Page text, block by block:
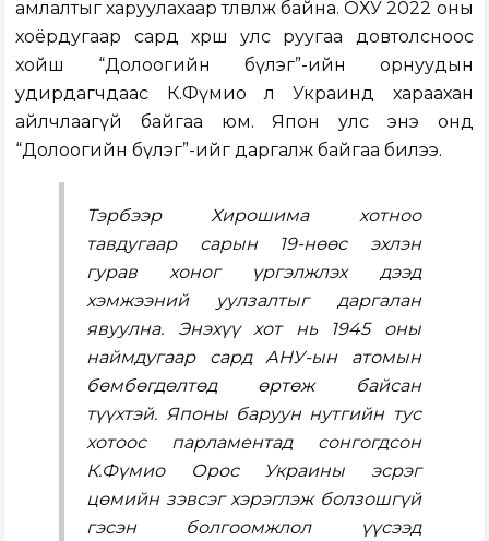
амлалтыг харуулахаар төлөвлөж байна. ОХУ 2022 оны
хоёрдугаар сард хөрш улс руугаа довтолсноос
хойш “Долоогийн бүлэг”-ийн орнуудын
удирдагчдаас К.Фүмио л Украинд хараахан
айлчлаагүй байгаа юм. Япон улс энэ онд
“Долоогийн бүлэг”-ийг даргалж байгаа билээ.
Тэрбээр Хирошима хотноо
тавдугаар сарын 19-нөөс эхлэн
гурав хоног үргэлжлэх дээд
хэмжээний уулзалтыг даргалан
явуулна. Энэхүү хот нь 1945 оны
наймдугаар сард АНУ-ын атомын
бөмбөгдөлтөд өртөж байсан
түүхтэй. Японы баруун нутгийн тус
хотоос парламентад сонгогдсон
К.Фүмио Орос Украины эсрэг
цөмийн зэвсэг хэрэглэж болзошгүй
гэсэн болгоомжлол үүсээд